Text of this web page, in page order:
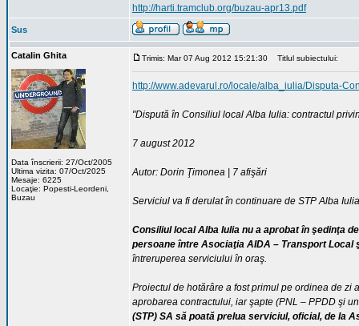
http://harti.tramclub.org/buzau-apr13.pdf
Sus
Catalin Ghita
Data înscrierii: 27/Oct/2005
Ultima vizita: 07/Oct/2025
Mesaje: 6225
Locaţie: Popesti-Leordeni,
Buzau
Trimis: Mar 07 Aug 2012 15:21:30 Titlul subiectului:
http://www.adevarul.ro/locale/alba_iulia/Disputa-
"Dispută în Consiliul local Alba Iulia: contractul
7 august 2012
Autor: Dorin Ţimonea | 7 afişări
Serviciul va fi derulat în continuare de STP Alba Iulia
Consiliul local Alba Iulia nu a aprobat în şedinţa
persoane între Asociaţia AIDA – Transport Local
întreruperea serviciului în oraş.
Proiectul de hotărâre a fost primul pe ordinea de
aprobarea contractului, iar şapte (PNL – PPDD şi
(STP) SA să poată prelua serviciul, oficial, de la